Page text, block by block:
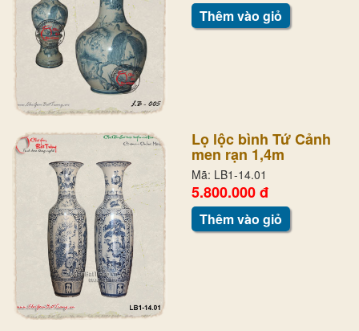
Thêm vào giỏ
Lọ lộc bình Tứ Cảnh
men rạn 1,4m
Mã: LB1-14.01
5.800.000 đ
Thêm vào giỏ